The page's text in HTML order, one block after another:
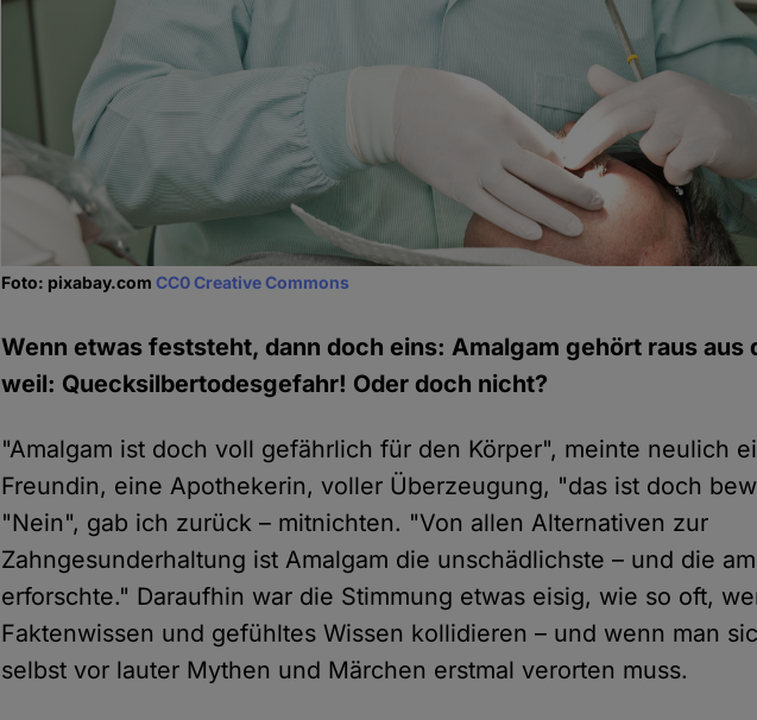
Foto: pixabay.comCC0 Creative Commons
Wenn etwas feststeht, dann doch eins: Amalgam gehört raus aus
weil: Quecksilbertodesgefahr! Oder doch nicht?
"Amalgam ist doch voll gefährlich für den Körper", meinte neulich
Freundin, eine Apothekerin, voller Überzeugung, "das ist doch
"Nein", gab ich zurück – mitnichten. "Von allen Alternativen zur
Zahngesunderhaltung ist Amalgam die unschädlichste – und die
erforschte." Daraufhin war die Stimmung etwas eisig, wie so oft,
Faktenwissen und gefühltes Wissen kollidieren – und wenn man
selbst vor lauter Mythen und Märchen erstmal verorten muss.